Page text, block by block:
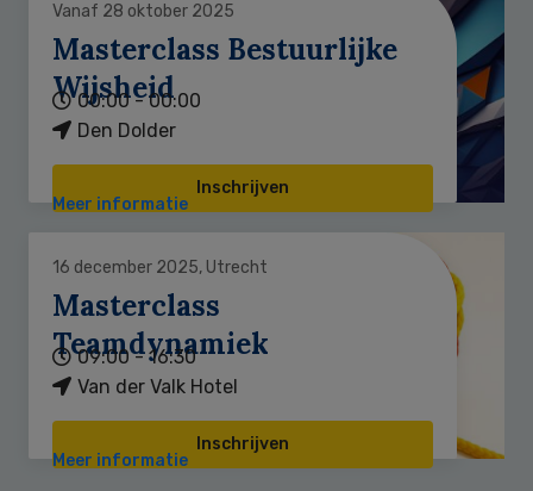
Vanaf 28 oktober 2025
Masterclass Bestuurlijke
Wijsheid
00:00 - 00:00
Den Dolder
Inschrijven
Meer informatie
16 december 2025, Utrecht
Masterclass
Teamdynamiek
09:00 - 16:30
Van der Valk Hotel
Inschrijven
Meer informatie